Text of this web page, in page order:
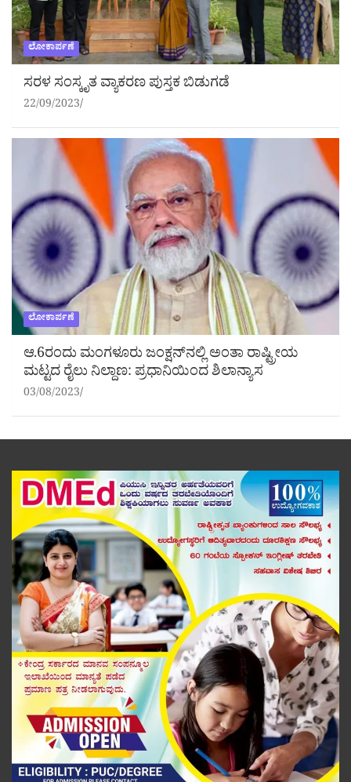
ಲೋಕಾರ್ಪಣೆ
ಸರಳ ಸಂಸ್ಕೃತ ವ್ಯಾಕರಣ ಪುಸ್ತಕ ಬಿಡುಗಡೆ
22/09/2023
ಲೋಕಾರ್ಪಣೆ
ಆ.6ರಂದು ಮಂಗಳೂರು ಜಂಕ್ಷನ್‌ನಲ್ಲಿ ಅಂತಾ ರಾಷ್ಟ್ರೀಯ
ಮಟ್ಟದ ರೈಲು ನಿಲ್ದಾಣ: ಪ್ರಧಾನಿಯಿಂದ ಶಿಲಾನ್ಯಾಸ
03/08/2023